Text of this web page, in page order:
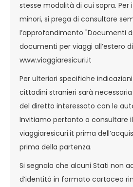
stesse modalità di cui sopra. Per
minori, si prega di consultare
l’approfondimento "Documenti
documenti per viaggi all’estero
www.viaggiaresicuri.it
Per ulteriori specifiche
cittadini stranieri sarà
del diretto interessato con le
Invitiamo pertanto a consultare
viaggiaresicuri.it prima
prima della partenza.
Si segnala che alcuni Stati non
d’identità in formato cartaceo